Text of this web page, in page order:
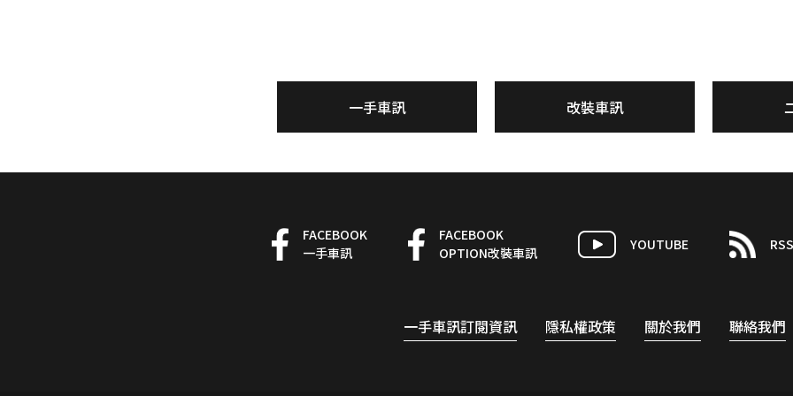
一手車訊 改裝車訊
FACEBOOK
一手車訊
FACEBOOK
OPTION改裝車訊
YOUTUBE RSS
一手車訊訂閱資訊 隱私權政策 關於我們 聯絡我們